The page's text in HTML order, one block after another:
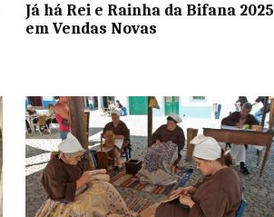
Já há Rei e Rainha da Bifana 2025
em Vendas Novas